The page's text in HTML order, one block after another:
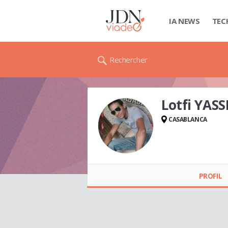
IA NEWS
Rechercher
Lotfi
CASABLANCA
PROFIL